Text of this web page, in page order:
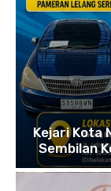
Kejari Kota
Sembilan